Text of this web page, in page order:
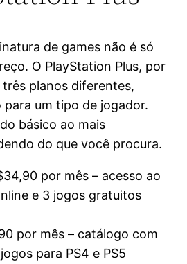
de games não é só
O PlayStation Plus, por
planos diferentes,
para um tipo de jogador.
básico ao mais
do que você procura.
por mês – acesso ao
e 3 jogos gratuitos
por mês – catálogo com
para PS4 e PS5